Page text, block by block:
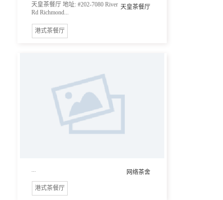
天皇茶餐厅
天皇茶餐厅 地址: #202-7080 River
Rd Richmond...
港式茶餐厅
网络茶舍
港式茶餐厅